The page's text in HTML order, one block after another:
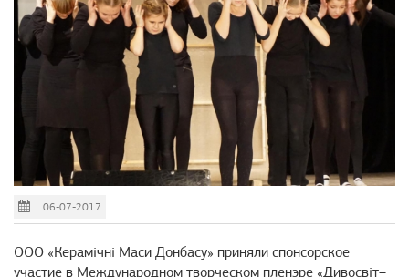
06-07-2017
ООО «Керамічні Маси Донбасу» приняли спонсорское
участие в Международном творческом пленэре «Дивосвіт–